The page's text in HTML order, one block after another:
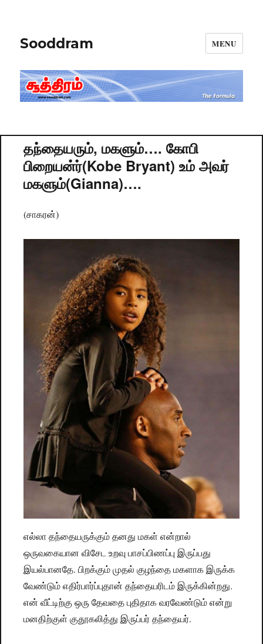
Sooddram MENU
தந்தையரும், மகளும்…. கோபி
பிறையன்ர்(Kobe Bryant) உம் அவர்
மகளும்(Gianna)….
(சாகரன்)
எல்லா தந்தையருக்கும் தனது மகள் என்றால்
ஒருவகையான விசேட உறவு பாசப்பிணப்பு இருப்பது
இயல்பானதே. பிறக்கும் முதல் குழந்தை மகளாக இருக்க
வேண்டும் எதிர்பார்ப்புதான் தந்தையரிடம் இருக்கின்றது.
என் வீட்டிற்கு ஒரு தேவதை புதிதாக வரவேண்டும் என்று
மனதிற்குள் குதூகலித்து இருப்பர் தந்தையர்.